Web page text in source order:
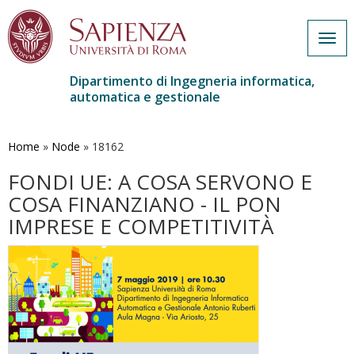
contenuto
Dipartimento di Ingegneria informatica,
automatica e gestionale
Home » Node » 18162
FONDI UE: A COSA SERVONO E
COSA FINANZIANO - IL PON
IMPRESE E COMPETITIVITÀ